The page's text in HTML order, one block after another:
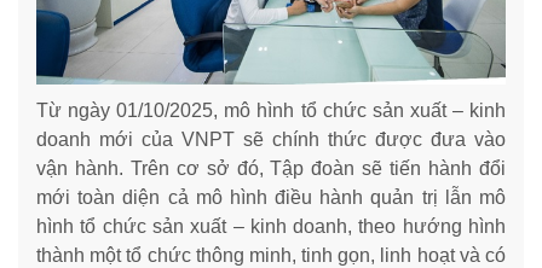
Từ ngày 01/10/2025, mô hình tổ chức sản xuất – kinh
doanh mới của VNPT sẽ chính thức được đưa vào
vận hành. Trên cơ sở đó, Tập đoàn sẽ tiến hành đổi
mới toàn diện cả mô hình điều hành quản trị lẫn mô
hình tổ chức sản xuất – kinh doanh, theo hướng hình
thành một tổ chức thông minh, tinh gọn, linh hoạt và có